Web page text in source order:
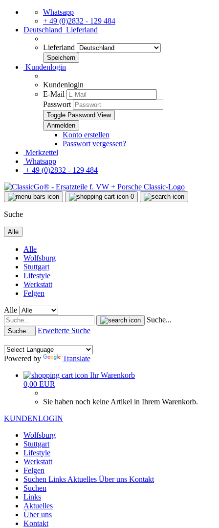
Whatsapp
+ 49 (0)2832 - 129 484
Deutschland Lieferland
Lieferland
Kundenlogin
Kundenlogin
E-Mail
Passwort
Toggle Password View
Konto erstellen
Passwort vergessen?
Merkzettel
Whatsapp
+ 49 (0)2832 - 129 484
0
Suche
Alle
Alle
Wolfsburg
Stuttgart
Lifestyle
Werkstatt
Felgen
Alle
Suche...
Suche... Erweiterte Suche
Powered by
Translate
Ihr Warenkorb
0,00 EUR
Sie haben noch keine Artikel in Ihrem Warenkorb.
KUNDENLOGIN
Wolfsburg
Stuttgart
Lifestyle
Werkstatt
Felgen
Suchen Links Aktuelles Über uns Kontakt
Suchen
Links
Aktuelles
Über uns
Kontakt